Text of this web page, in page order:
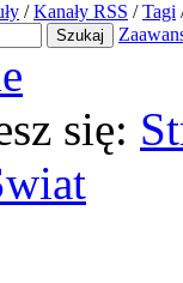
/ Kanały RSS / Tagi
się: